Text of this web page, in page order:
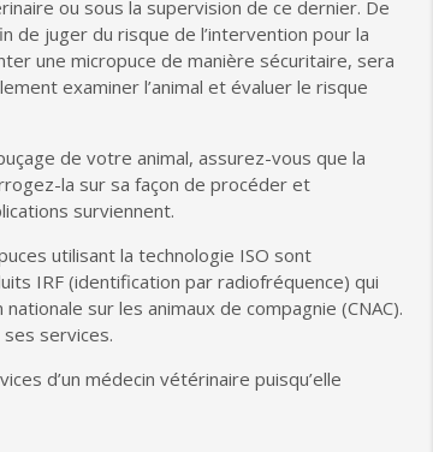
ou sous la supervision de ce dernier. De
de juger du risque de l’intervention pour la
une micropuce de manière sécuritaire, sera
examiner l’animal et évaluer le risque
de votre animal, assurez-vous que la
la sur sa façon de procéder et
surviennent.
utilisant la technologie ISO sont
IRF (identification par radiofréquence) qui
sur les animaux de compagnie (CNAC).
services.
d’un médecin vétérinaire puisqu’elle